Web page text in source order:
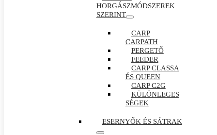
HORGÁSZMÓDSZEREK
SZERINT
CARP
CARPATH
PERGETŐ
FEEDER
CARP CLASSA
ÉS QUEEN
CARP C2G
KÜLÖNLEGES
SÉGEK
ESERNYŐK ÉS SÁTRAK